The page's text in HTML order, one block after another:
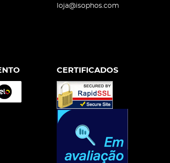
loja@isophos.com
CERTIFICADOS